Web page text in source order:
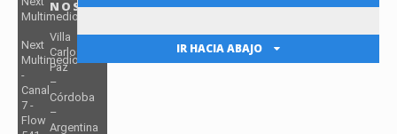
IR HACIA ABAJO
Next
Multimedio
-
Canal
7 -
Flow
NOSOTROS
Villa
Carlos
Paz
–
Córdoba
–
Argentina